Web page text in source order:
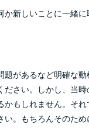
か新しいことに一緒に
題があるなど明確な動
ださい。しかし、当時
かもしれません。それ
い。もちろんそのため